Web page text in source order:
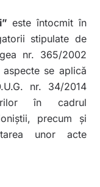
este întocmit în
stipulate de
nr. 365/2002
se aplică
nr. 34/2014
în cadrul
precum şi
unor acte